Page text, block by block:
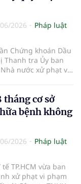
2026
Pháp luật
Chứng khoán Dầu
Thanh tra Ủy ban
nước xử phạt vi
tháng cơ sở
bệnh không
2026
Pháp luật
tế TP.HCM vừa ban
xử phạt vi phạm